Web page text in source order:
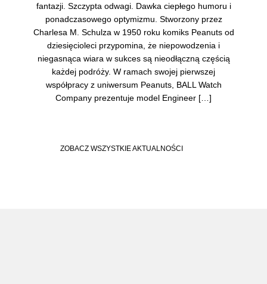
fantazji. Szczypta odwagi. Dawka ciepłego humoru i
ponadczasowego optymizmu. Stworzony przez
Charlesa M. Schulza w 1950 roku komiks Peanuts od
dziesięcioleci przypomina, że niepowodzenia i
niegasnąca wiara w sukces są nieodłączną częścią
każdej podróży. W ramach swojej pierwszej
współpracy z uniwersum Peanuts, BALL Watch
Company prezentuje model Engineer […]
ZOBACZ WSZYSTKIE AKTUALNOŚCI